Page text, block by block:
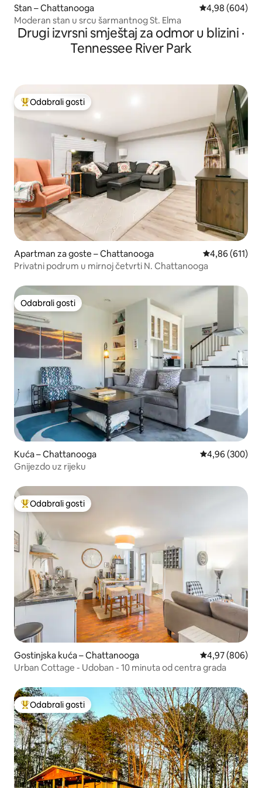
Stan – Chattanooga Prosječna
4,98 (604)
Moderan stan u srcu šarmantnog St. Elma
Drugi izvrsni smještaj za odmor u blizini ·
Tennessee River Park
Među najviše rangiranima s oznakom „Odabrali gosti”
Odabrali gosti
Apartman za goste – Chattanooga Prosječna
4,86 (611)
Privatni podrum u mirnoj četvrti N. Chattanooga
Odabrali gosti
Odabrali gosti
Kuća – Chattanooga Prosječna
4,96 (300)
Gnijezdo uz rijeku
Među najviše rangiranima s oznakom „Odabrali gosti”
Odabrali gosti
Gostinjska kuća – Chattanooga Prosječna
4,97 (806)
Urban Cottage - Udoban - 10 minuta od centra grada
Među najviše rangiranima s oznakom „Odabrali gosti”
Odabrali gosti